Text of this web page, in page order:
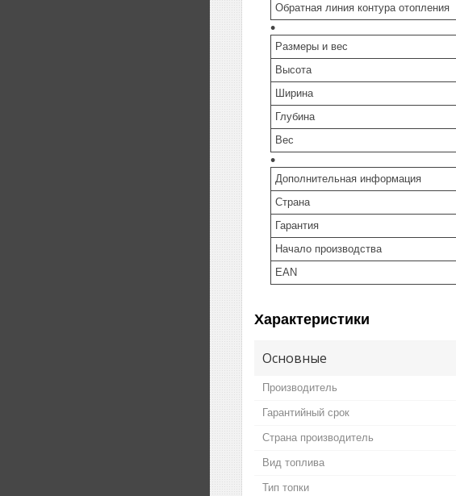
Обратная линия контура отопления
Размеры и вес
Высота
Ширина
Глубина
Вес
Дополнительная информация
Страна
Гарантия
Начало производства
EAN
Характеристики
Основные
Производитель
Гарантийный срок
Страна производитель
Вид топлива
Тип топки